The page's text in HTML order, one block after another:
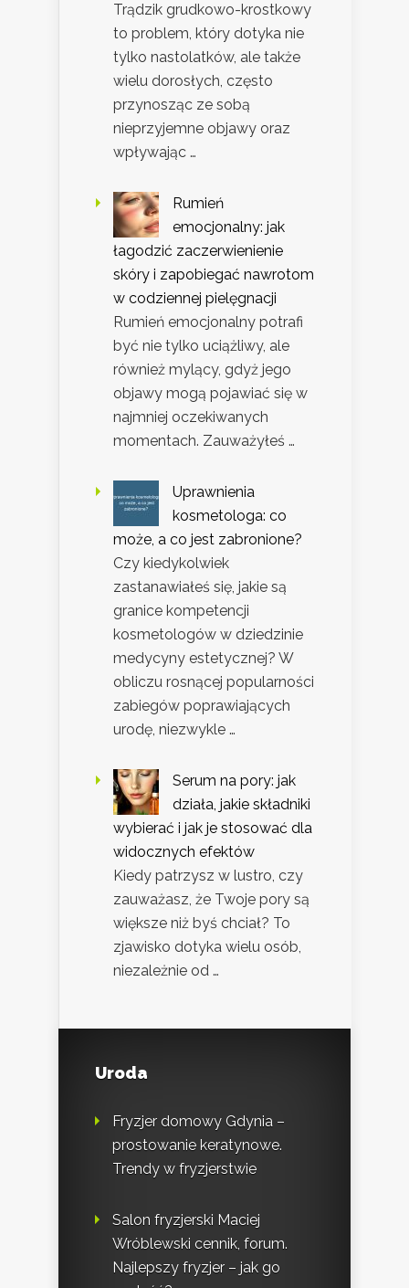
Trądzik grudkowo-krostkowy
to problem, który dotyka nie
tylko nastolatków, ale także
wielu dorosłych, często
przynosząc ze sobą
nieprzyjemne objawy oraz
wpływając …
Rumień
emocjonalny: jak
łagodzić zaczerwienienie
skóry i zapobiegać nawrotom
w codziennej pielęgnacji
Rumień emocjonalny potrafi
być nie tylko uciążliwy, ale
również mylący, gdyż jego
objawy mogą pojawiać się w
najmniej oczekiwanych
momentach. Zauważyłeś …
Uprawnienia
kosmetologa: co
może, a co jest zabronione?
Czy kiedykolwiek
zastanawiałeś się, jakie są
granice kompetencji
kosmetologów w dziedzinie
medycyny estetycznej? W
obliczu rosnącej popularności
zabiegów poprawiających
urodę, niezwykle …
Serum na pory: jak
działa, jakie składniki
wybierać i jak je stosować dla
widocznych efektów
Kiedy patrzysz w lustro, czy
zauważasz, że Twoje pory są
większe niż byś chciał? To
zjawisko dotyka wielu osób,
niezależnie od …
Uroda
Fryzjer domowy Gdynia –
prostowanie keratynowe.
Trendy w fryzjerstwie
Salon fryzjerski Maciej
Wróblewski cennik, forum.
Najlepszy fryzjer – jak go